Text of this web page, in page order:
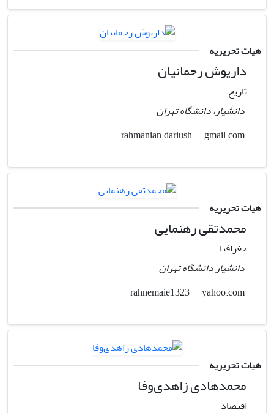
هیات تحریریه
داریوش رحمانیان
تاریخ
دانشیار، دانشگاه تهران
gmail.com
هیات تحریریه
محمدتقی رهنمایی
جغرافیا
دانشیار دانشگاه تهران
yahoo.com
هیات تحریریه
محمدهادی زاهدی‌وفا
اقتصاد